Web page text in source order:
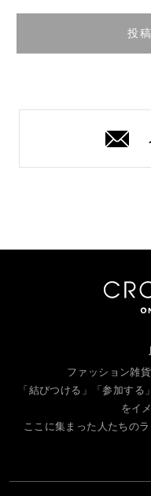
投
ファッション雑貨
「結びつける」「参加す
をイ
ここに集まった人たちの